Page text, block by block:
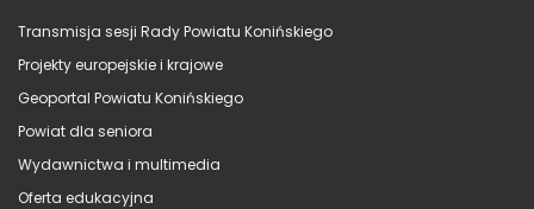
Transmisja sesji Rady Powiatu Konińskiego
Projekty europejskie i krajowe
Geoportal Powiatu Konińskiego
Powiat dla seniora
Wydawnictwa i multimedia
Oferta edukacyjna